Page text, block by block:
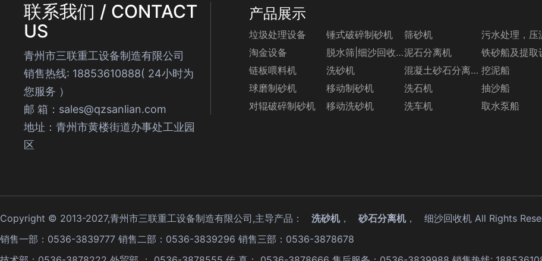
联系我们 / CONTACT
US
青州市三联重工设备制造有限公司
销售热线: 18853610888( 24小时为
您服务 ）
邮 箱：sales@qzsanlian.com
地址：青州市黄楼街道办事处工业园
区
产品展示
垃圾处理设备
淘金设备
链板喂料机
球磨制砂机
对辊破碎制砂机
锤式破碎制砂机
脱水筛|细沙回收机系列
洗砂机
移动制砂机
移动洗砂机
筛砂机
泥石分离机
混凝土砂石分离机系列
洗石机
洗车机
污水处理，压
铁砂船及提取
挖泥船
抽沙船
取水泵船
Copyright © 2013-2027,青州市三联重工设备制造有限公司,主导产品： 洗砂机， 砂石分离机， 细沙回收机 All Rights
销售一部：0536-3839777 销售二部：0536-3839296 销售三部：0536-3878678